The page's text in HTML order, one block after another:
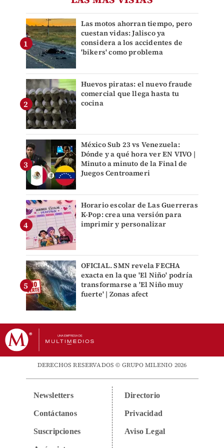
Las motos ahorran tiempo, pero
cuestan vidas: Jalisco ya
considera a los accidentes de
'bikers' como problema
Huevos piratas: el nuevo fraude
comercial que llega hasta tu
cocina
México Sub 23 vs Venezuela:
Dónde y a qué hora ver EN VIVO |
Minuto a minuto de la Final de
Juegos Centroameri
Horario escolar de Las Guerreras
K-Pop: crea una versión para
imprimir y personalizar
OFICIAL. SMN revela FECHA
exacta en la que 'El Niño' podría
transformarse a 'El Niño muy
fuerte' | Zonas afect
DERECHOS RESERVADOS © GRUPO MILENIO 2026
Newsletters
Contáctanos
Suscripciones
Directorio
Privacidad
Aviso Legal